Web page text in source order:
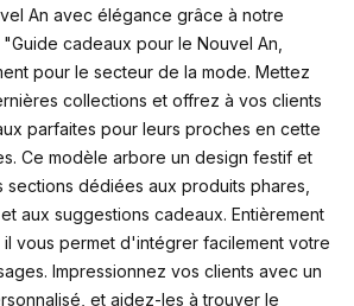
An avec élégance grâce à notre
cadeaux pour le Nouvel An,
pour le secteur de la mode. Mettez
collections et offrez à vos clients
parfaites pour leurs proches en cette
Ce modèle arbore un design festif et
dédiées aux produits phares,
aux suggestions cadeaux. Entièrement
il vous permet d'intégrer facilement votre
Impressionnez vos clients avec un
et aidez-les à trouver le